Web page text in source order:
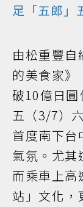
足「五郎」
由松重豐
的美食家》
破10億日圓
五（3/7）
首度南下台
氣氛。尤其
而乘車上高
站」文化，